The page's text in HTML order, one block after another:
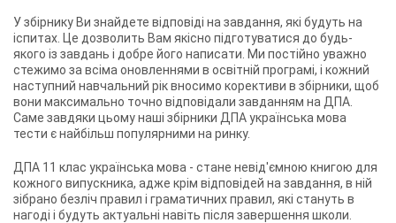
У збірнику Ви знайдете відповіді на завдання, які будуть на
іспитах. Це дозволить Вам якісно підготуватися до будь-
якого із завдань і добре його написати. Ми постійно уважно
стежимо за всіма оновленнями в освітній програмі, і кожний
наступний навчальний рік вносимо корективи в збірники, щоб
вони максимально точно відповідали завданням на ДПА.
Саме завдяки цьому наші збірники ДПА українська мова
тести є найбільш популярними на ринку.
ДПА 11 клас українська мова - стане невід'ємною книгою для
кожного випускника, адже крім відповідей на завдання, в ній
зібрано безліч правил і граматичних правил, які стануть в
нагоді і будуть актуальні навіть після завершення школи.